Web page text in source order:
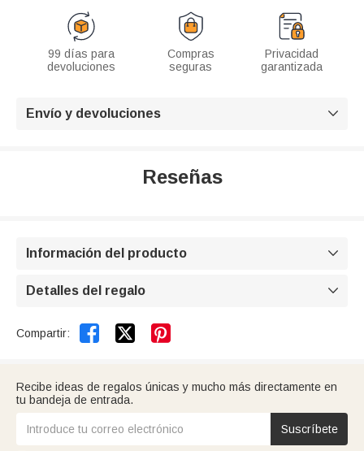
99 días para
devoluciones
Compras
seguras
Privacidad
garantizada
Envío y devoluciones 
Reseñas
Información del producto 
Detalles del regalo 
Compartir:  
Recibe ideas de regalos únicas y mucho más directamente en
tu bandeja de entrada.
Suscríbete